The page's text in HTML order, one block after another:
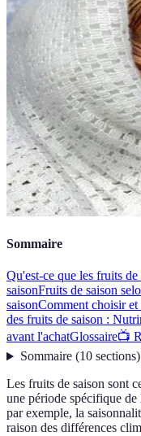
Sommaire
Qu'est-ce que les fruits de
saisonFruits de saison
saisonComment choisir et
des fruits de saison :
avant l'achatGlossaire📺
Sommaire(10 sections)
Les fruits de saison sont
une période spécifique
par exemple, la
raison des différences